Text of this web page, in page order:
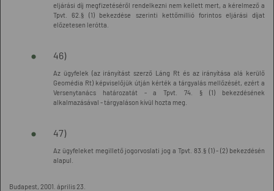
eljárási díj megfizetéséről rendelkezni nem kellett mert, a kérelmező a
Tpvt. 62.§ (1) bekezdése szerinti kettőmillió forintos eljárási díjat
előzetesen lerótta.
46)
Az ügyfelek (az irányítást szerző Láng Rt és az irányítása alá kerülő
Geomédia Rt) képviselőjük útján kérték a tárgyalás mellőzését, ezért a
Versenytanács határozatát - a Tpvt. 74. § (1) bekezdésének
alkalmazásával - tárgyaláson kívül hozta meg.
47)
Az ügyfeleket megillető jogorvoslati jog a Tpvt. 83.§ (1) - (2) bekezdésén
alapul.
Budapest, 2001. április 23.